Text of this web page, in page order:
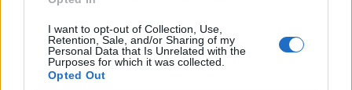
I want to opt-out of Collection, Use,
Retention, Sale, and/or Sharing of my
Personal Data that Is Unrelated with the
Purposes for which it was collected.
Opted Out